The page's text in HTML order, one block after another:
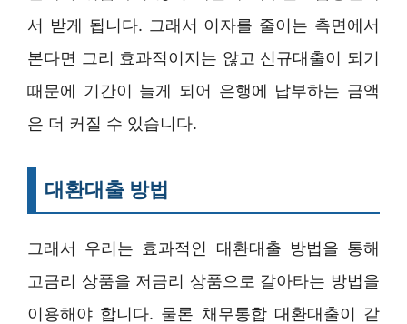
서 받게 됩니다. 그래서 이자를 줄이는 측면에서
본다면 그리 효과적이지는 않고 신규대출이 되기
때문에 기간이 늘게 되어 은행에 납부하는 금액
은 더 커질 수 있습니다.
대환대출 방법
그래서 우리는 효과적인 대환대출 방법을 통해
고금리 상품을 저금리 상품으로 갈아타는 방법을
이용해야 합니다. 물론 채무통합 대환대출이 같